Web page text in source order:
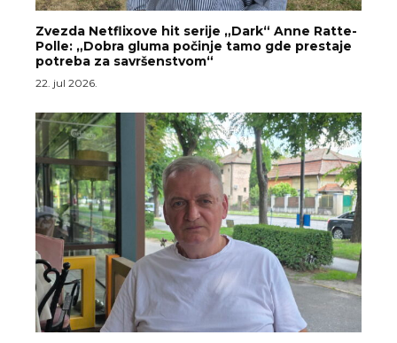
Zvezda Netflixove hit serije „Dark“ Anne Ratte-
Polle: „Dobra gluma počinje tamo gde prestaje
potreba za savršenstvom“
22. jul 2026.